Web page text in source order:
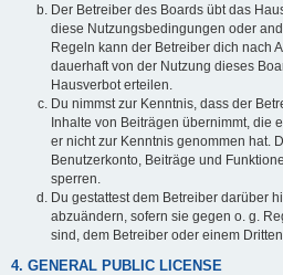
Der Betreiber des Boards übt das
diese Nutzungsbedingungen oder
Regeln kann der Betreiber dich nach
dauerhaft von der Nutzung dieses
Hausverbot erteilen.
Du nimmst zur Kenntnis, dass der
Inhalte von Beiträgen übernimmt, die
er nicht zur Kenntnis genommen hat.
Benutzerkonto, Beiträge und
sperren.
Du gestattest dem Betreiber darüber
abzuändern, sofern sie gegen o. g.
sind, dem Betreiber oder einem
4. GENERAL PUBLIC LICENSE